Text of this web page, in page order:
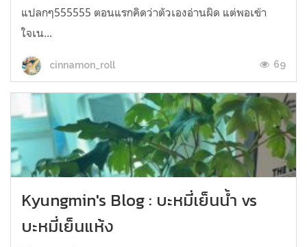
แปลกๆ555555 ตอนแรกคิดว่าตัวเองอ่านผิด แต่พอเข้า
ใจเน...
cinnamon_roll 69
Kyungmin's Blog : บะหมี่เย็นน้ำ vs
บะหมี่เย็นแห้ง